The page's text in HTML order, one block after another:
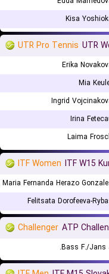
Kisa
UTR Pro Tennis UTR
Erika
Mia
Ingrid
Irina
Laima
ITF Women ITF W15
Maria Fernanda Herazo
Felitsata Dorofeeva-
Challenger ATP
Bass F./Jans